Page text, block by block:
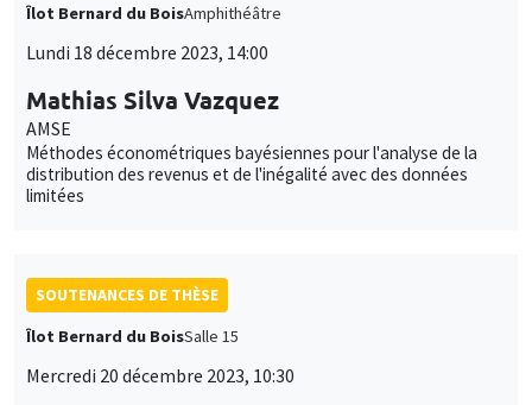
Îlot Bernard du BoisAmphithéâtre
Lundi 18 décembre 2023, 14:00
Mathias Silva Vazquez
AMSE
Méthodes économétriques bayésiennes pour l'analyse de la
distribution des revenus et de l'inégalité avec des données
limitées
SOUTENANCES DE THÈSE
Îlot Bernard du BoisSalle 15
Mercredi 20 décembre 2023, 10:30